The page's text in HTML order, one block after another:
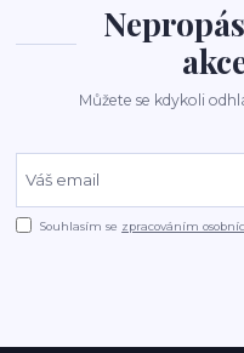
Můžete se kdykoli
Souhlasím se zpracováním